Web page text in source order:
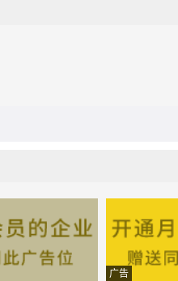
广告